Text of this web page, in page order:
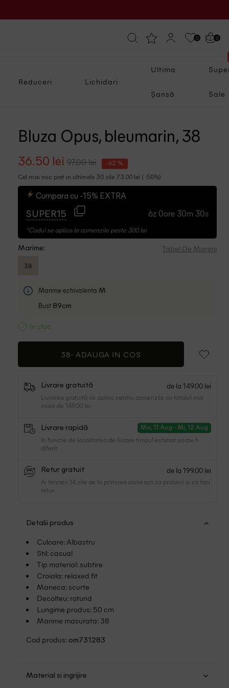
0 0
Reduceri Lichidari
Ultima
Șansă Sale
Bluza Opus, bleumarin, 38
36.50 lei 97.00 lei -62 %
Cel mai mic pret in ultimele 30 zile 73.00 lei ( -50%)
Cumpara cu -15% EXTRA
SUPER15 6z 0ore 30m 29s
*Codul se aplica la comenzile peste 300 lei
Marime: Tabel De Marimi
38
Marime echivalenta M
Bust 89cm
In stoc
38- ADAUGA IN COS
Livrare gratuită de la 149.00 lei
Livrarea gratuită se aplica pentru comenzile cu totalul mai
mare de 149.00 lei
Livrare rapidă Ma, 11 Aug - Mi, 12 Aug
In functie de localitatea de livrare timpul estimat poate fi
diferit.
Retur gratuit de la 199.00 lei
Ai termen 14 zile de la primirea comenzii sa probezi si sa faci
retur.
Detalii produs
Culoare: Albastru
Stil: casual
Tip material: subtire
Croiala: relaxed fit
Maneca: scurte
Decolteu: rotund
Lungime produs: 50 cm
Marime masurata: 38
Cod produs: om731283
Material si ingrijire